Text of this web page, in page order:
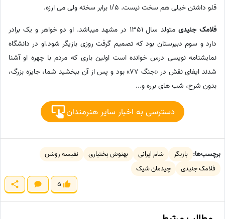
قلو داشتن خیلی هم سخت نیست. 1/5 برابر سخته ولی می ارزه.
فلامک جنیدی
متولد سال 1351 در مشهد میباشد. او دو خواهر و یک برادر
دارد و سوم دبیرستان بود که تصمیم گرفت روزی بازیگر شود.او در دانشگاه
نمایشنامه نویسی درس خوانده است اولین باری که مردم با چهره او آشنا
شدند ایفای نقش در «جنگ 77» بود و پس از آن ببخشید شما، جایزه بزرگ،
بدون شرح، شب های برره و...
دسترسی به اخبار سایر هنرمندان
برچسب‌ها: بازیگر شام ایرانی بهنوش بختیاری
نفیسه روشن
فلامک جنیدی
چیدمان شیک
5